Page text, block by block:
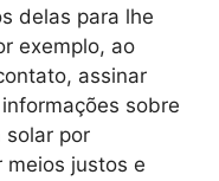
delas para lhe
exemplo, ao
assinar
sobre
solar por
meios justos e